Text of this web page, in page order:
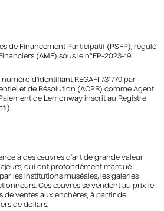
de Financement Participatif (PSFP), régulé
(AMF) sous le n°FP-2023-19.
d'identifiant REGAFI 731779 par
et de Résolution (ACPR) comme Agent
de Lemonway inscrit au Registre
à des œuvres d’art de grande valeur
qui ont profondément marqué
les institutions muséales, les galeries
Ces œuvres se vendent au prix le
de ventes aux enchères, à partir de
de dollars.